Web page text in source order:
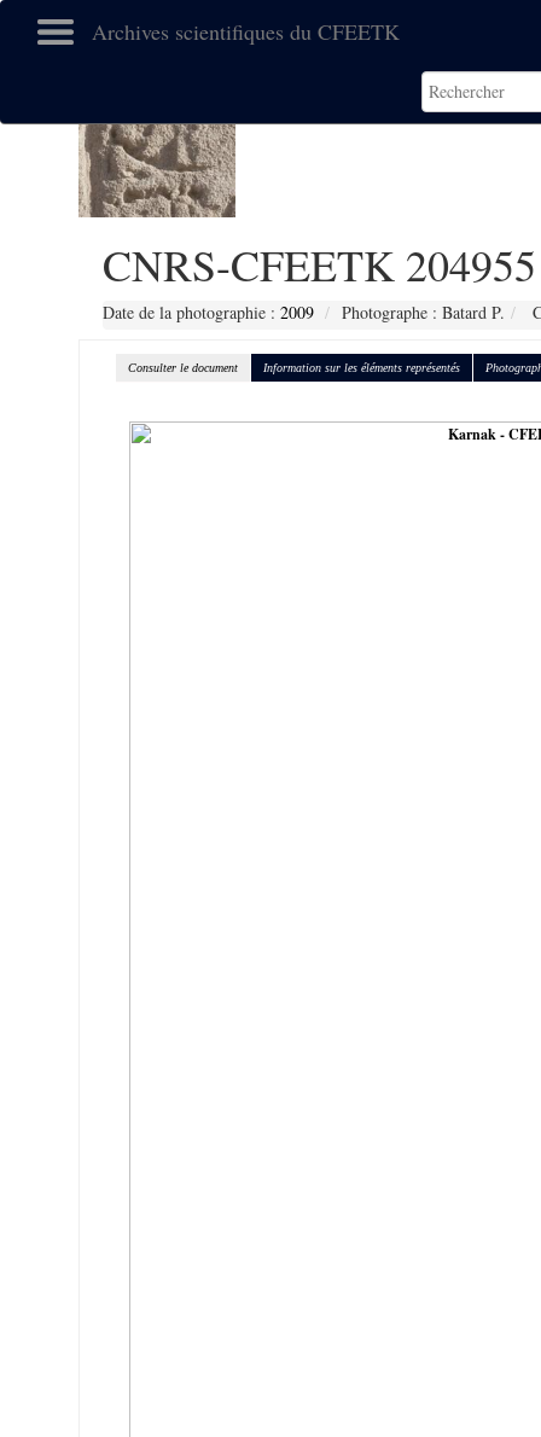
Archives scientifiques du CFEETK
CNRS-CFEETK 204955
Date de la photographie : 2009 Photographe : Batard P.
Consulter le document Information sur les éléments représentés